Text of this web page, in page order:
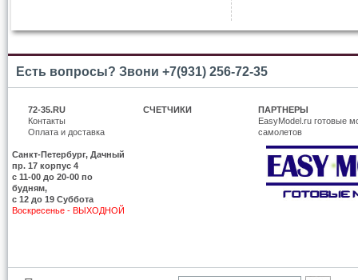
Есть вопросы? Звони +7(931) 256-72-35
72-35.RU
Контакты
Оплата и доставка
Санкт-Петербург, Дачный
пр. 17 корпус 4
c 11-00 до 20-00 по
будням,
с 12 до 19 Суббота
Воскресенье - ВЫХОДНОЙ
СЧЕТЧИКИ
ПАРТНЕРЫ
EasyModel.ru готовые
самолетов